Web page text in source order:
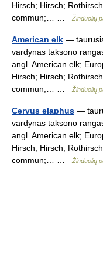
Hirsch; Hirsch;
commun;… …
Žinduolių
American elk —
vardynas taksono
angl. American elk;
Hirsch; Hirsch;
commun;… …
Žinduolių
Cervus elaphus —
vardynas taksono
angl. American elk;
Hirsch; Hirsch;
commun;… …
Žinduolių